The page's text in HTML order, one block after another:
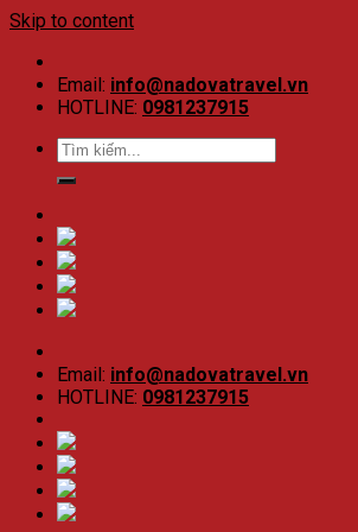
Skip to content
Email: info@nadovatravel.vn
HOTLINE: 0981237915
Email: info@nadovatravel.vn
HOTLINE: 0981237915